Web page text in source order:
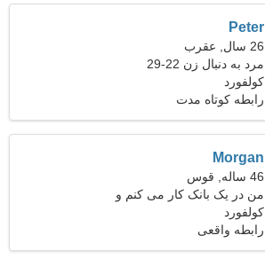
Peter
26 سال, عقرب
مرد به دنبال زن 22-29
کولفورد
رابطه کوتاه مدت
Morgan
46 ساله, قوس
من در یک بانک کار می کنم و
به دنبال یک زن خوب هستم
کولفورد
رابطه واقعی